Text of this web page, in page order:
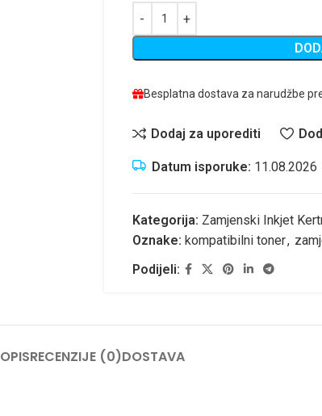
Besplatna dostava za narudžbe
Dodaj za uporediti
Datum isporuke: 11.08.2026
Kategorija: Zamjenski Inkjet
Oznake: kompatibilni toner,
Podijeli:
OPISRECENZIJE (0)DOSTAVA